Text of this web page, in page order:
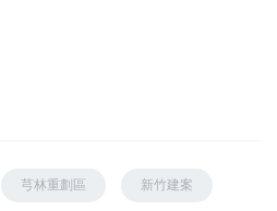
芎林重劃區 新竹建案